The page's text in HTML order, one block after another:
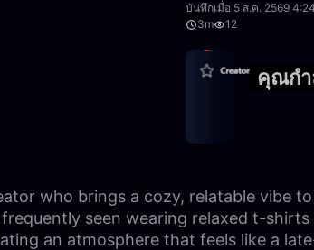
บันทึกเมื่อ 5 ส.ค. 2569 4:24
3m
12
คุณกำ
who brings a cozy, relatable vibe
seen wearing relaxed t-
an atmosphere that feels like a